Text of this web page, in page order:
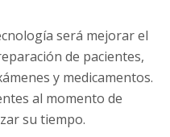
será mejorar el
de pacientes,
y medicamentos.
al momento de
su tiempo.